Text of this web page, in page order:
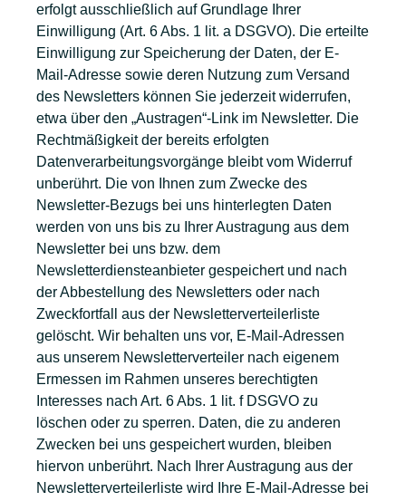
erfolgt ausschließlich auf Grundlage Ihrer
Einwilligung (Art. 6 Abs. 1 lit. a DSGVO). Die erteilte
Einwilligung zur Speicherung der Daten, der E-
Mail-Adresse sowie deren Nutzung zum Versand
des Newsletters können Sie jederzeit widerrufen,
etwa über den „Austragen“-Link im Newsletter. Die
Rechtmäßigkeit der bereits erfolgten
Datenverarbeitungsvorgänge bleibt vom Widerruf
unberührt. Die von Ihnen zum Zwecke des
Newsletter-Bezugs bei uns hinterlegten Daten
werden von uns bis zu Ihrer Austragung aus dem
Newsletter bei uns bzw. dem
Newsletterdiensteanbieter gespeichert und nach
der Abbestellung des Newsletters oder nach
Zweckfortfall aus der Newsletterverteilerliste
gelöscht. Wir behalten uns vor, E-Mail-Adressen
aus unserem Newsletterverteiler nach eigenem
Ermessen im Rahmen unseres berechtigten
Interesses nach Art. 6 Abs. 1 lit. f DSGVO zu
löschen oder zu sperren. Daten, die zu anderen
Zwecken bei uns gespeichert wurden, bleiben
hiervon unberührt. Nach Ihrer Austragung aus der
Newsletterverteilerliste wird Ihre E-Mail-Adresse bei